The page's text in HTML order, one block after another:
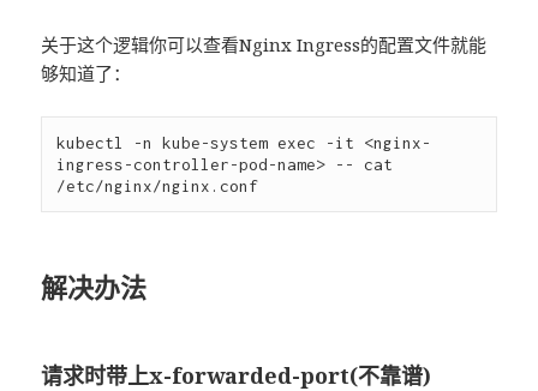
关于这个逻辑你可以查看Nginx Ingress的配置文件就能
够知道了：
kubectl -n kube-system exec -it <nginx-
ingress-controller-pod-name> -- cat
解决办法
请求时带上x-forwarded-port(不靠谱)